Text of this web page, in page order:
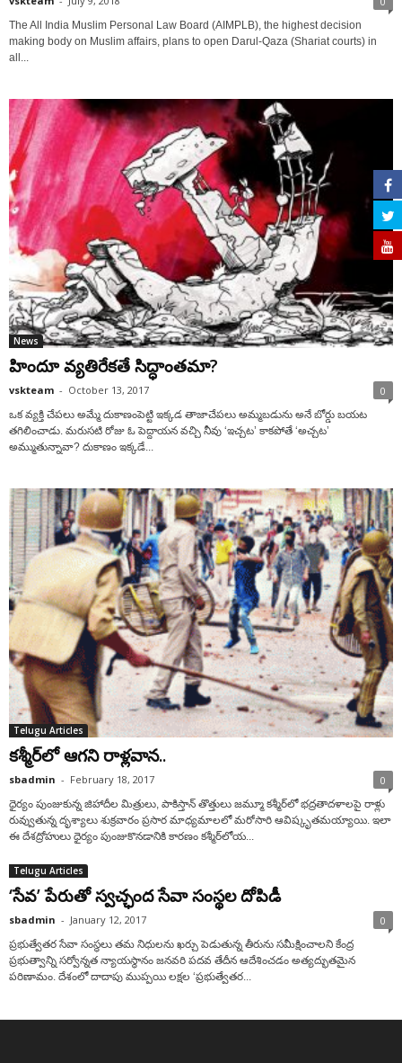
The All India Muslim Personal Law Board (AIMPLB), the highest decision
making body on Muslim affairs, plans to open Darul-Qaza (Shariat courts) in
all...
News
హిందూ వ్యతిరేకతే సిద్ధాంతమా?
vskteam - October 13, 2017 0
ఒక వ్యక్తి చేపలు అమ్మే దుకాణంపెట్టి ఇక్కడ తాజాచేపలు అమ్మబడును అనే బోర్డు బయట
తగిలించాడు. మరుసటి రోజు ఓ పెద్దాయన వచ్చి నీవు ‘ఇచ్చట’ కాకపోతే ‘అచ్చట’
అమ్ముతున్నావా? దుకాణం ఇక్కడే...
Telugu Articles
కశ్మీర్‌లో ఆగని రాళ్లవాన..
sbadmin - February 18, 2017 0
ధైర్యం పుంజుకున్న జిహాదీల మిత్రులు, పాకిస్తాన్ తొత్తులు జమ్మూ కశ్మీర్‌లో భద్రతాదళాలపై రాళ్లు
రువ్వుతున్న దృశ్యాలు శుక్రవారం ప్రసార మాధ్యమాలలో మరోసారి ఆవిష్కృతమయ్యాయి. ఇలా
ఈ దేశద్రోహులు ధైర్యం పుంజుకొనడానికి కారణం కశ్మీర్‌లోయ...
Telugu Articles
‘సేవ’ పేరుతో స్వచ్ఛంద సేవా సంస్థల దోపిడీ
sbadmin - January 12, 2017 0
ప్రభుత్వేతర సేవా సంస్థలు తమ నిధులను ఖర్చు పెడుతున్న తీరును సమీక్షించాలని కేంద్ర
ప్రభుత్వాన్ని సర్వోన్నత న్యాయస్థానం జనవరి పదవ తేదీన ఆదేశించడం అత్యద్భుతమైన
పరిణామం. దేశంలో దాదాపు ముప్పయి లక్షల ‘ప్రభుత్వేతర...